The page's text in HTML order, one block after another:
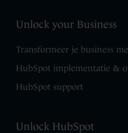
Unlock your Business
Transformeer je business
HubSpot implementatie &
HubSpot support
Unlock HubSpot